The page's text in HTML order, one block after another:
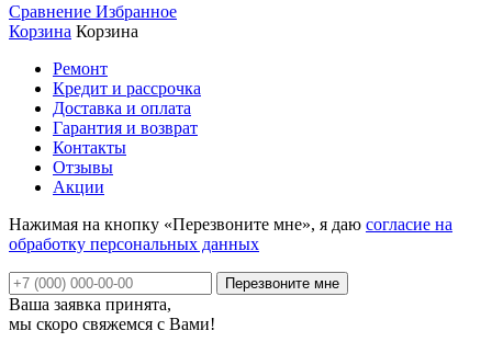
Сравнение Избранное
Корзина Корзина
Ремонт
Кредит и рассрочка
Доставка и оплата
Гарантия и возврат
Контакты
Отзывы
Акции
Нажимая на кнопку «Перезвоните мне», я даю согласие на
обработку персональных данных
Ваша заявка принята,
мы скоро свяжемся с Вами!